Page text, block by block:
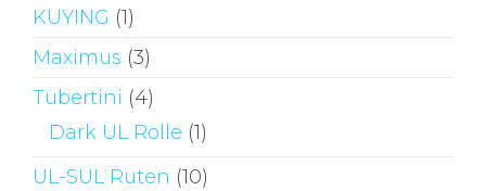
KUYING (1)
Maximus (3)
Tubertini (4)
Dark UL Rolle (1)
UL-SUL Ruten (10)